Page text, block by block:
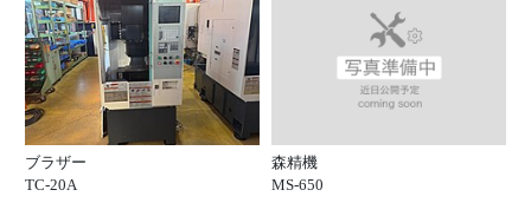
ブラザー
TC-20A
森精機
MS-650